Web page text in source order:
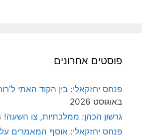
פוסטים אחרונים
פנחס יחזקאלי: בין הקוד האתי
באוגוסט 2026
גרשון הכהן: ממלכתיות, צו השעה! 4
פנחס יחזקאלי: אוסף המאמרים